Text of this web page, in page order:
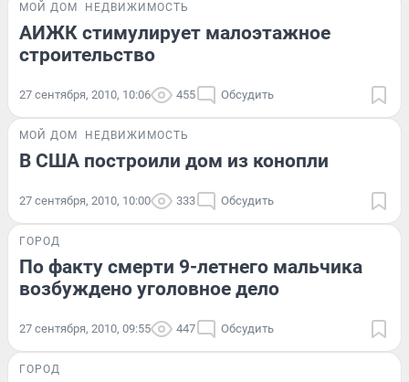
МОЙ ДОМ НЕДВИЖИМОСТЬ
АИЖК стимулирует малоэтажное
строительство
27 сентября, 2010, 10:06 455 Обсудить
МОЙ ДОМ НЕДВИЖИМОСТЬ
В США построили дом из конопли
27 сентября, 2010, 10:00 333 Обсудить
ГОРОД
По факту смерти 9-летнего мальчика
возбуждено уголовное дело
27 сентября, 2010, 09:55 447 Обсудить
ГОРОД